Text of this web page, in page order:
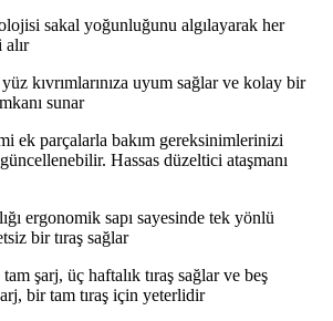
sakal yoğunluğunu algılayarak her
kıvrımlarınıza uyum sağlar ve kolay bir
sunar
ek parçalarla bakım gereksinimlerinizi
Hassas düzeltici ataşmanı
ergonomik sapı sayesinde tek yönlü
bir tıraş sağlar
şarj, üç haftalık tıraş sağlar ve beş
bir tam tıraş için yeterlidir